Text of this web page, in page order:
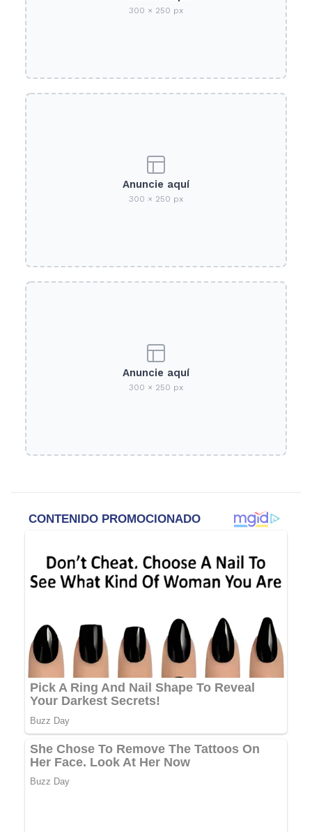
300 × 250 px
Anuncie aquí
300 × 250 px
Anuncie aquí
300 × 250 px